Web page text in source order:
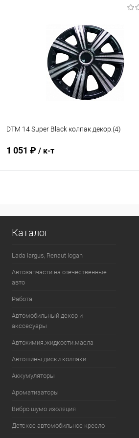
Купить в 1 клик Сравнение
В избранное В наличии
DTM 14 Super Black колпак декор.(4)
1 051 ₽ / к-т
Купить в 1 клик Сравнение
В избранное
Каталог
Lada largus, Renaut logan
Автозапчасти на отечественные
авто
Работа
Автомобильный декор и
акссесуары
Автохимия.жидкости.масла
Автошины.диски.колпаки
Аккумуляторы
Ароматизаторы
Вибро шумо изоляция
Детское автомобильное кресло